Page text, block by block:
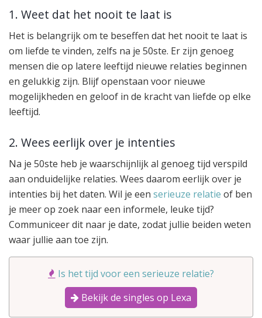
1. Weet dat het nooit te laat is
Het is belangrijk om te beseffen dat het nooit te laat is
om liefde te vinden, zelfs na je 50ste. Er zijn genoeg
mensen die op latere leeftijd nieuwe relaties beginnen
en gelukkig zijn. Blijf openstaan voor nieuwe
mogelijkheden en geloof in de kracht van liefde op elke
leeftijd.
2. Wees eerlijk over je intenties
Na je 50ste heb je waarschijnlijk al genoeg tijd verspild
aan onduidelijke relaties. Wees daarom eerlijk over je
intenties bij het daten. Wil je een serieuze relatie of ben
je meer op zoek naar een informele, leuke tijd?
Communiceer dit naar je date, zodat jullie beiden weten
waar jullie aan toe zijn.
Is het tijd voor een serieuze relatie?
Bekijk de singles op Lexa